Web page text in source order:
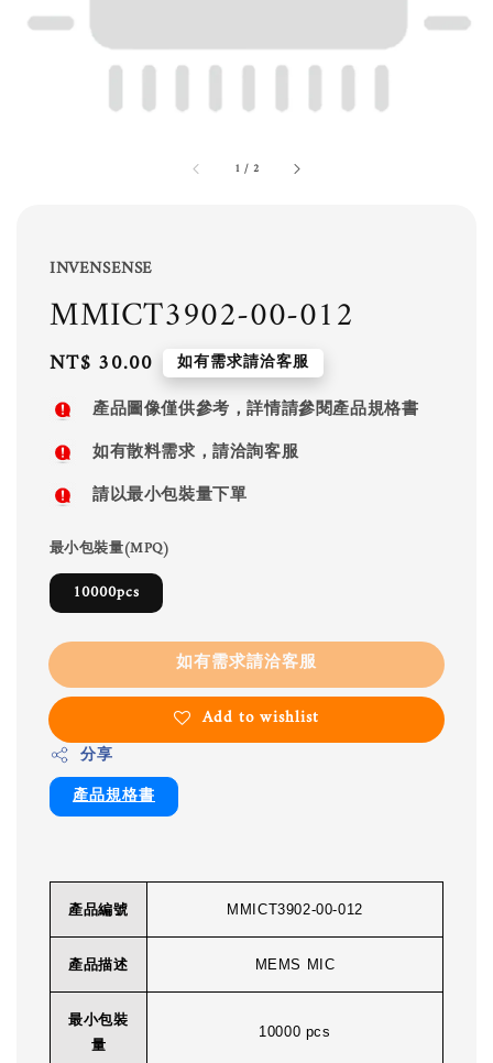
1 / 2
INVENSENSE
MMICT3902-00-012
Regular
price
NT$ 30.00 如有需求請洽客服
產品圖像僅供參考，詳情請參閱產品規格書
如有散料需求，請洽詢客服
請以最小包裝量下單
最小包裝量(MPQ)
10000pcs
如有需求請洽客服
Add to wishlist
分享
產品規格書
產品編號 MMICT3902-00-012
產品描述 MEMS MIC
最小包裝
量
10000 pcs